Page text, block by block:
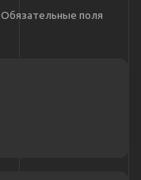
Обязательные поля